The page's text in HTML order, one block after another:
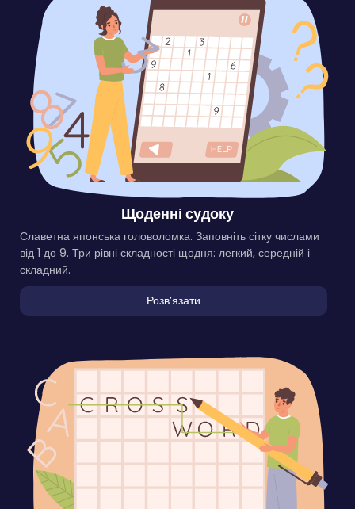
Щоденні судоку
Славетна японська головоломка. Заповніть сітку числами
від 1 до 9. Три рівні складності щодня: легкий, середній і
складний.
Розвʼязати